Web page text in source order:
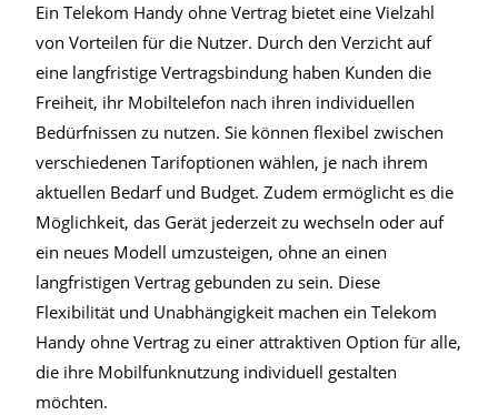
Ein Telekom Handy ohne Vertrag bietet eine Vielzahl
von Vorteilen für die Nutzer. Durch den Verzicht auf
eine langfristige Vertragsbindung haben Kunden die
Freiheit, ihr Mobiltelefon nach ihren individuellen
Bedürfnissen zu nutzen. Sie können flexibel zwischen
verschiedenen Tarifoptionen wählen, je nach ihrem
aktuellen Bedarf und Budget. Zudem ermöglicht es die
Möglichkeit, das Gerät jederzeit zu wechseln oder auf
ein neues Modell umzusteigen, ohne an einen
langfristigen Vertrag gebunden zu sein. Diese
Flexibilität und Unabhängigkeit machen ein Telekom
Handy ohne Vertrag zu einer attraktiven Option für alle,
die ihre Mobilfunknutzung individuell gestalten
möchten.